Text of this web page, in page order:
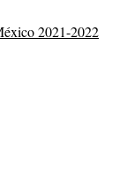
2021-2022